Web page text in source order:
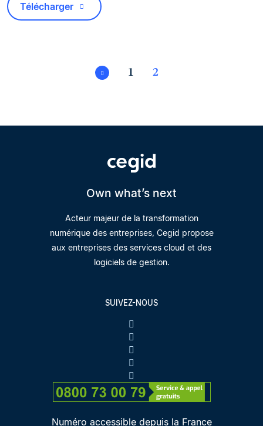
Télécharger
1 2
Own what’s next
Acteur majeur de la transformation
numérique des entreprises, Cegid propose
aux entreprises des services cloud et des
logiciels de gestion.
SUIVEZ-NOUS
Numéro accessible depuis la France